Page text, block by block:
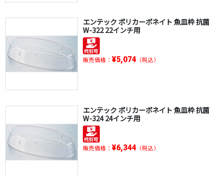
エンテック ポリカーボネイト 魚皿枠 抗菌
W-322 22インチ用
販売価格： ¥5,074（税込）
エンテック ポリカーボネイト 魚皿枠 抗菌
W-324 24インチ用
販売価格： ¥6,344（税込）